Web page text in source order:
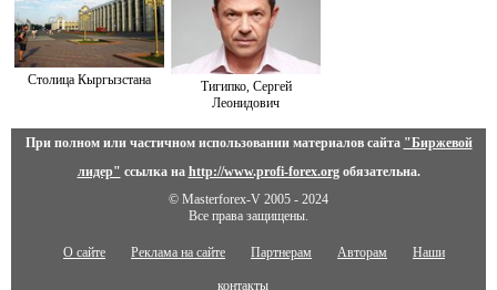
Столица Кыргызстана
Тигипко, Сергей
Леонидович
При полном или частичном использовании материалов сайта "Биржевой
лидер" ссылка на http://www.profi-forex.orgобязательна.
© Masterforex-V 2005 - 2024
Все права защищены.
О сайте Реклама на сайте Партнерам Авторам Наши
контакты